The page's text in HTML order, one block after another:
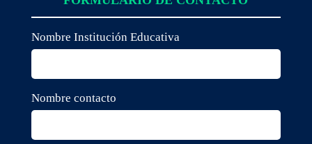
Nombre Institución Educativa
Nombre contacto